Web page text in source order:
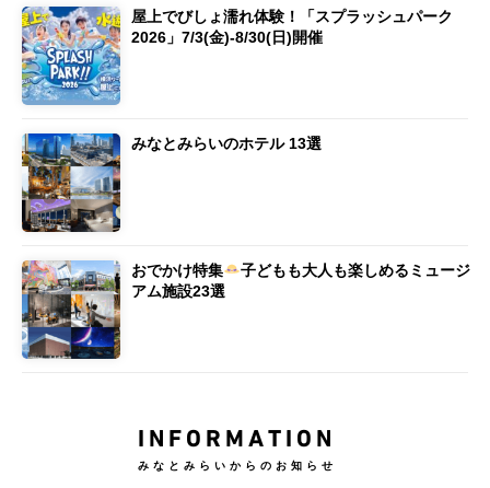
屋上でびしょ濡れ体験！「スプラッシュパーク
2026」7/3(金)-8/30(日)開催
みなとみらいのホテル 13選
おでかけ特集
子どもも大人も楽しめるミュージ
アム施設23選
INFORMATION
みなとみらいからのお知らせ